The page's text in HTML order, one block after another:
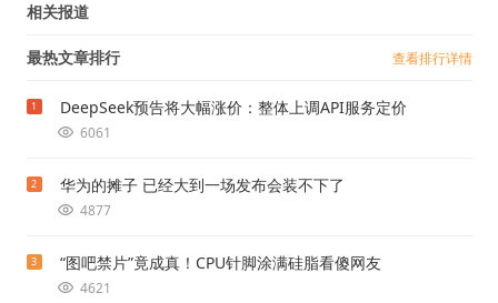
相关报道
最热文章排行 查看排行详情
1 DeepSeek预告将大幅涨价：整体上调API服务定价
6061
2 华为的摊子 已经大到一场发布会装不下了
4877
3 “图吧禁片”竟成真！CPU针脚涂满硅脂看傻网友
4621